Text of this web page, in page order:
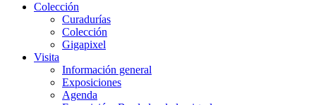
Colección
Curadurías
Colección
Gigapixel
Visita
Información general
Exposiciones
Agenda